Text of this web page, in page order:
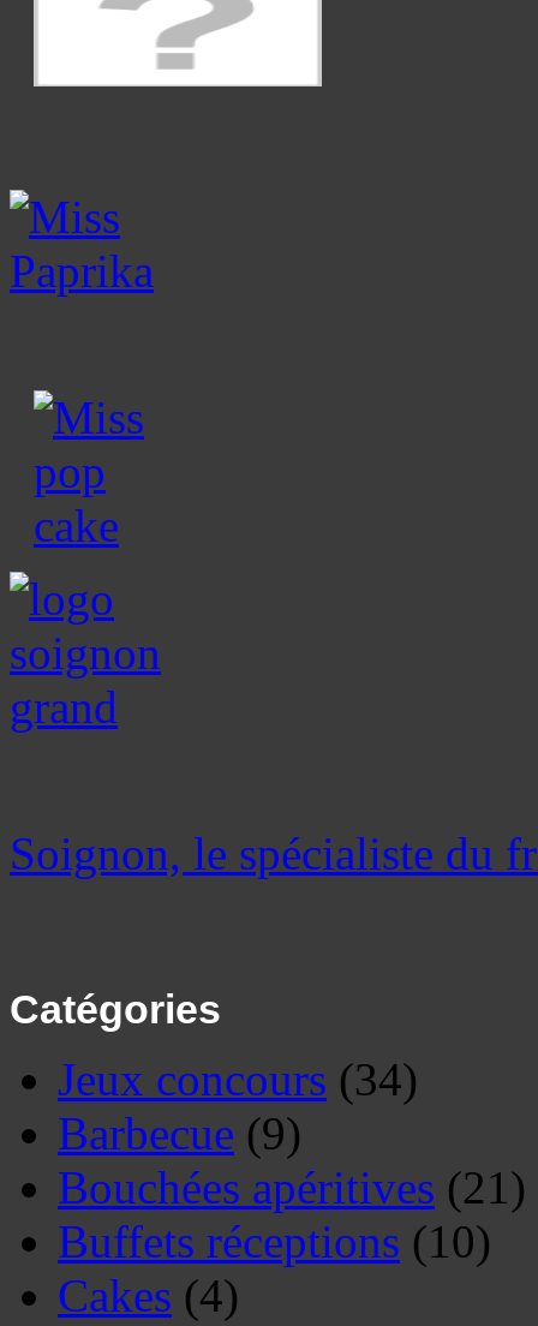
Soignon, le spécialiste du
Catégories
Jeux concours (34)
Barbecue (9)
Bouchées apéritives (21)
Buffets réceptions (10)
Cakes (4)